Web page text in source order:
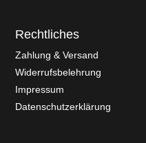
Rechtliches
Zahlung & Versand
Widerrufsbelehrung
Impressum
Datenschutzerklärung